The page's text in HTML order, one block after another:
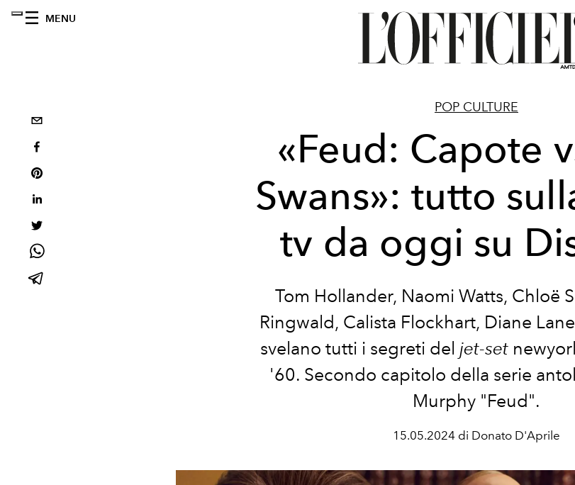
MENU
POP CULTURE
«Feud: Capote
Swans»: tutto
tv da oggi su
Tom Hollander, Naomi Watts, Chloë
Ringwald, Calista Flockhart, Diane
svelano tutti i segreti del jet-set
'60. Secondo capitolo della serie
Murphy "Feud".
15.05.2024 di Donato D'Aprile